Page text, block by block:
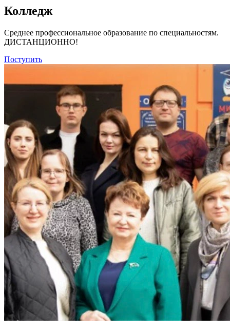
Колледж
Среднее профессиональное образование по специальностям.
ДИСТАНЦИОННО!
Поступить